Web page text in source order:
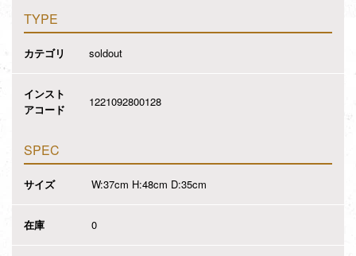
TYPE
カテゴリ soldout
インスト
アコード
1221092800128
SPEC
サイズ W:37cm H:48cm D:35cm
在庫 0